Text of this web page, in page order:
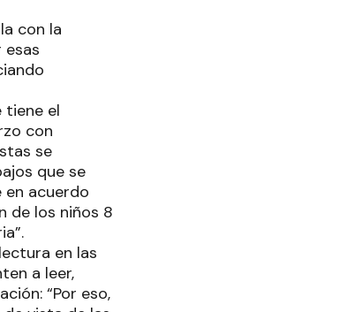
con la
tiene el
con
se
que se
acuerdo
de los niños 8
en las
a leer,
“Por eso,